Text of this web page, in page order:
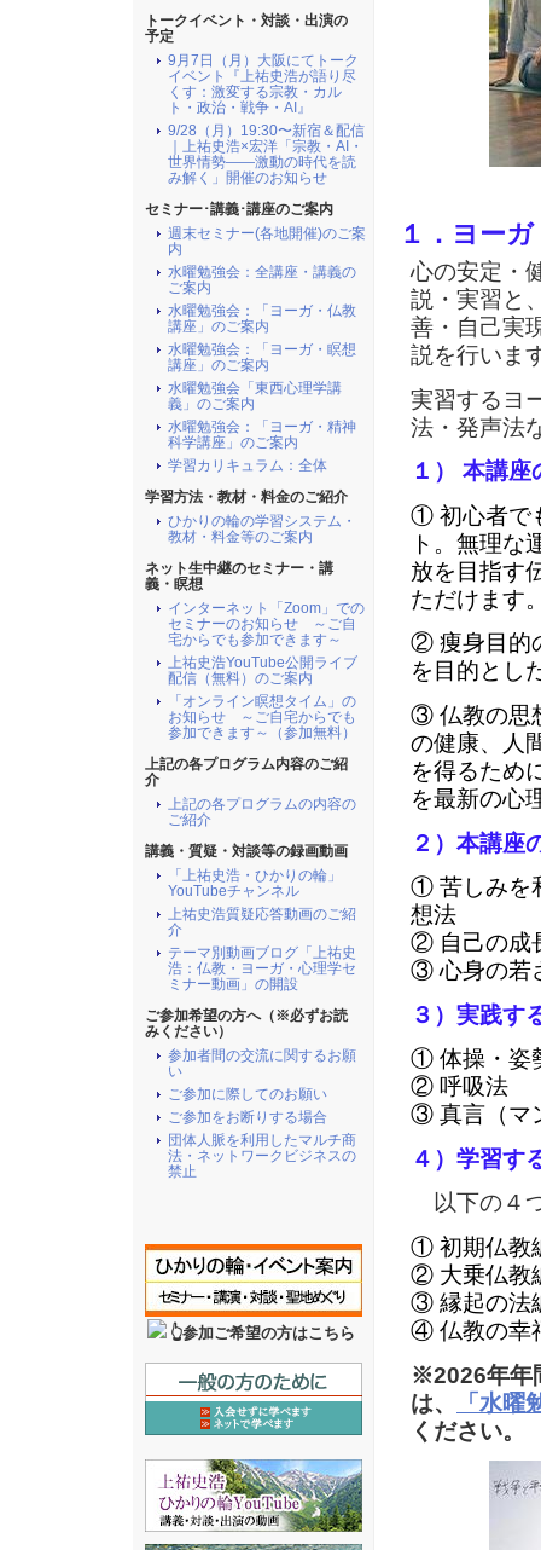
１．ヨー
心の安定・
説・実習と
善・自己実
説を行いま
実習するヨ
法・発声法
１） 本講
① 初心者で
ト。無理な
放を目指す
ただけます
② 痩身目的
を目的とし
③ 仏教の思
の健康、人
を得るため
を最新の心
２）本講座
① 苦しみを
想法
② 自己の成
③ 心身の若
３）実践す
① 体操・姿
② 呼吸法
③ 真言（マ
４）学習す
以下の４
① 初期仏教
② 大乗仏教
③ 縁起の法
④ 仏教の幸
※2026年年
は、
「水
ください。
トークイベント・対談・出演の
予定
9月7日（月）大阪にてトーク
イベント『上祐史浩が語り尽
くす：激変する宗教・カル
ト・政治・戦争・AI』
9/28（月）19:30〜新宿＆配信
｜上祐史浩×宏洋「宗教・AI・
世界情勢――激動の時代を読
み解く」開催のお知らせ
セミナー･講義･講座のご案内
週末セミナー(各地開催)のご案
内
水曜勉強会：全講座・講義の
ご案内
水曜勉強会：「ヨーガ・仏教
講座」のご案内
水曜勉強会：「ヨーガ・瞑想
講座」のご案内
水曜勉強会「東西心理学講
義」のご案内
水曜勉強会：「ヨーガ・精神
科学講座」のご案内
学習カリキュラム：全体
学習方法・教材・料金のご紹介
ひかりの輪の学習システム・
教材・料金等のご案内
ネット生中継のセミナー・講
義・瞑想
インターネット「Zoom」での
セミナーのお知らせ ～ご自
宅からでも参加できます～
上祐史浩YouTube公開ライブ
配信（無料）のご案内
「オンライン瞑想タイム」の
お知らせ ～ご自宅からでも
参加できます～（参加無料）
上記の各プログラム内容のご紹
介
上記の各プログラムの内容の
ご紹介
講義・質疑・対談等の録画動画
「上祐史浩・ひかりの輪」
YouTubeチャンネル
上祐史浩質疑応答動画のご紹
介
テーマ別動画ブログ「上祐史
浩：仏教・ヨーガ・心理学セ
ミナー動画」の開設
ご参加希望の方へ（※必ずお読
みください）
参加者間の交流に関するお願
い
ご参加に際してのお願い
ご参加をお断りする場合
団体人脈を利用したマルチ商
法・ネットワークビジネスの
禁止
👆参加ご希望の方はこちら